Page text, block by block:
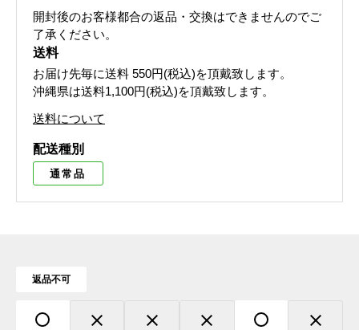
開封後のお客様都合の返品・交換はできませんのでご
了承ください。
送料
お届け先毎に送料 550円(税込)を頂戴致します。
沖縄県は送料1,100円(税込)を頂戴致します。
送料について
配送種別
通常品
返品不可